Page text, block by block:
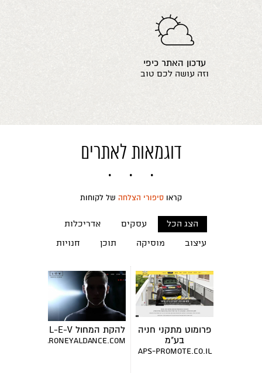
עדכון האתר כיפי
וזה עושה לכם טוב
דוגמאות לאתרים
קראו סיפורי הצלחה של לקוחות
הצג הכל עסקים
אדריכלות
עיצוב
מוסיקה תוכן חנויות
פרומוט מתקני חניה
בע"מ
aps-promote.co.il
להקת המחול L-E-V
www.sharoneyaldance.com